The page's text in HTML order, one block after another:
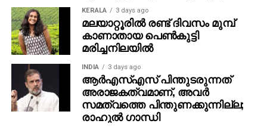
കടുത്തുരുത്തി: 66.7%
KERALA 3 days ago
മലയാറ്റൂരില്‍ രണ്ട് ദിവസം മുമ്പ്
കാണാതായ പെണ്‍കുട്ടി
മരിച്ചനിലയില്‍
INDIA 3 days ago
ആര്‍എസ്എസ് പിന്തുടരുന്നത്
അരാജകത്വമാണ്, അവര്‍
സമത്വത്തെ പിന്തുണക്കുന്നില്ല;
രാഹുല്‍ ഗാന്ധി